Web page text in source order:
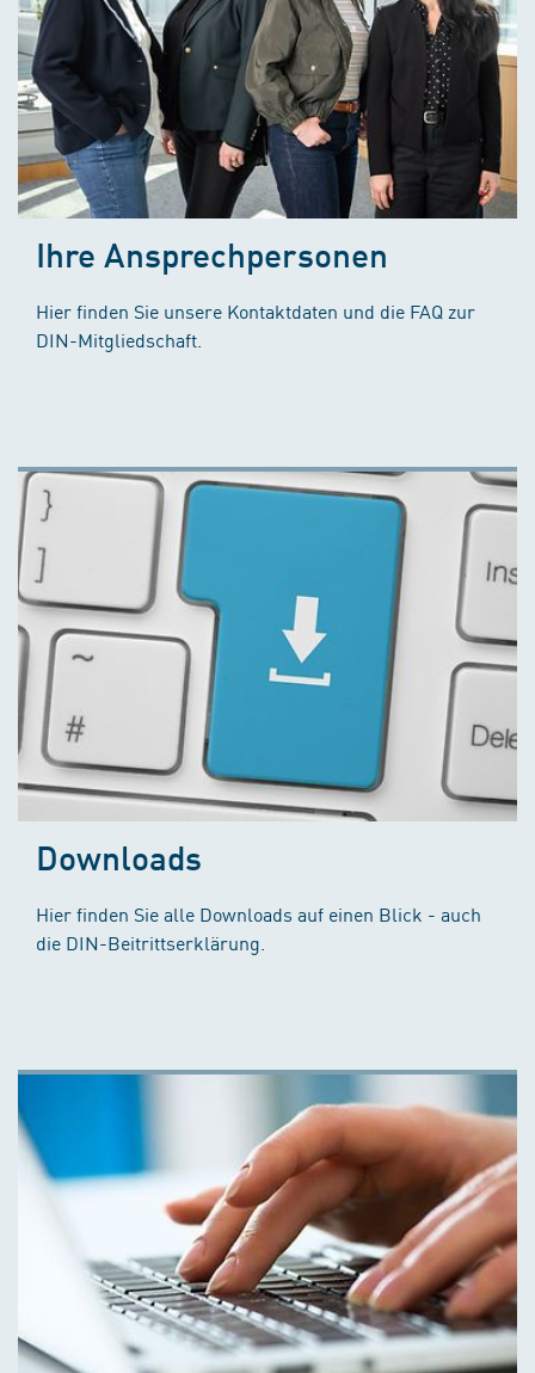
Ihre Ansprechpersonen
Hier finden Sie unsere Kontaktdaten und die FAQ zur
DIN-Mitgliedschaft.
Downloads
Hier finden Sie alle Downloads auf einen Blick - auch
die DIN-Beitrittserklärung.